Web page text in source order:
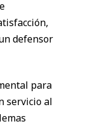
defensor
para
servicio al